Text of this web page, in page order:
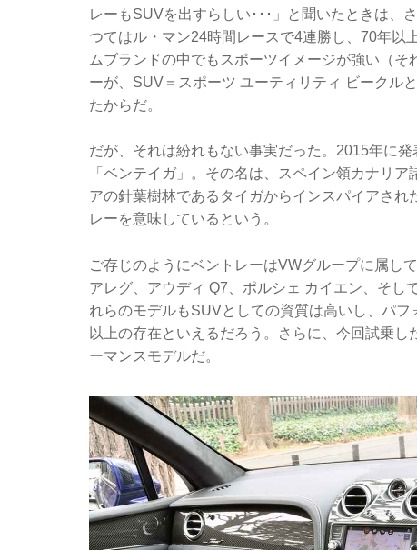
レーもSUVを出すらしい･･･」と聞いたときは、
つてはル・マン24時間レースで4連勝し、70年以
ムブランドの中でもスポーツイメージが強い（
ーが、SUV＝スポーツ ユーティリティ ビークル
たからだ。
だが、それは紛れもない事実だった。2015年に
「ベンテイガ」。その名は、スペイン領カナリ
アの針葉樹林であるタイガからインスパイアさ
レーを意味しているという。
ご存じのようにベントレーはVWグループに属し
アレグ、アウディ Q7、ポルシェ カイエン、そし
れらのモデルもSUVとしての資質は高いし、パ
以上の存在といえるだろう。さらに、今回試乗
ーマンスモデルだ。